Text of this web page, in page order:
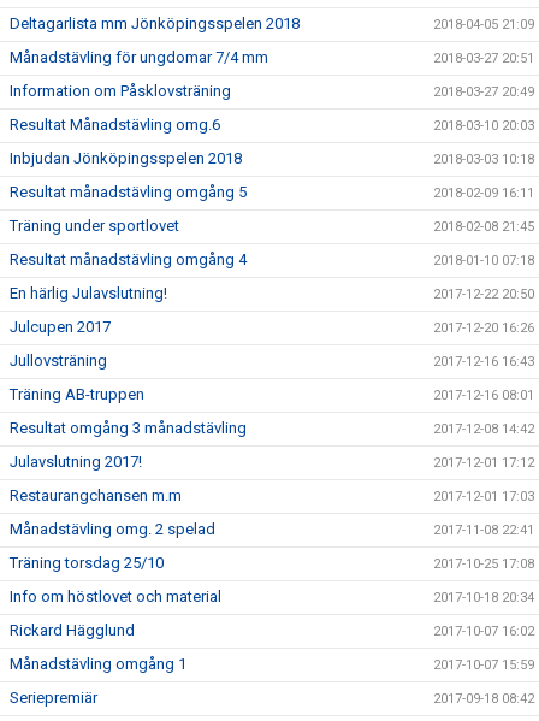
Deltagarlista mm Jönköpingsspelen 2018 2018-04-05 21:09
Månadstävling för ungdomar 7/4 mm 2018-03-27 20:51
Information om Påsklovsträning 2018-03-27 20:49
Resultat Månadstävling omg.6 2018-03-10 20:03
Inbjudan Jönköpingsspelen 2018 2018-03-03 10:18
Resultat månadstävling omgång 5 2018-02-09 16:11
Träning under sportlovet 2018-02-08 21:45
Resultat månadstävling omgång 4 2018-01-10 07:18
En härlig Julavslutning! 2017-12-22 20:50
Julcupen 2017 2017-12-20 16:26
Jullovsträning 2017-12-16 16:43
Träning AB-truppen 2017-12-16 08:01
Resultat omgång 3 månadstävling 2017-12-08 14:42
Julavslutning 2017! 2017-12-01 17:12
Restaurangchansen m.m 2017-12-01 17:03
Månadstävling omg. 2 spelad 2017-11-08 22:41
Träning torsdag 25/10 2017-10-25 17:08
Info om höstlovet och material 2017-10-18 20:34
Rickard Hägglund 2017-10-07 16:02
Månadstävling omgång 1 2017-10-07 15:59
Seriepremiär 2017-09-18 08:42